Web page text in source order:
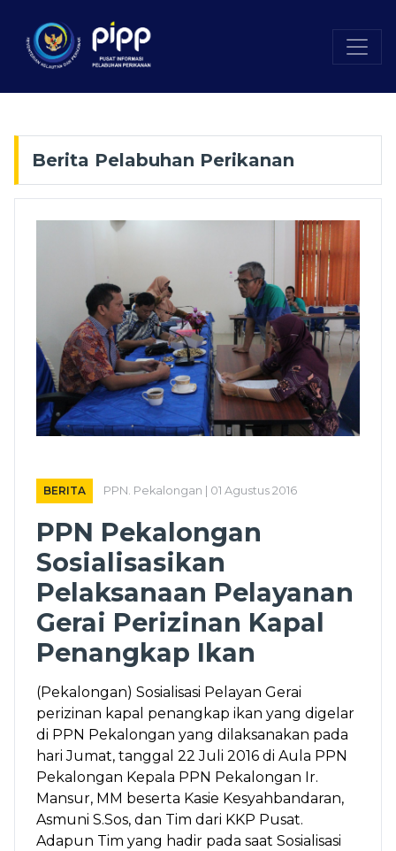
Berita Pelabuhan Perikanan
BERITA PPN. Pekalongan | 01 Agustus 2016
PPN Pekalongan
Sosialisasikan
Pelaksanaan Pelayanan
Gerai Perizinan Kapal
Penangkap Ikan
(Pekalongan) Sosialisasi Pelayan Gerai
perizinan kapal penangkap ikan yang digelar
di PPN Pekalongan yang dilaksanakan pada
hari Jumat, tanggal 22 Juli 2016 di Aula PPN
Pekalongan Kepala PPN Pekalongan Ir.
Mansur, MM beserta Kasie Kesyahbandaran,
Asmuni S.Sos, dan Tim dari KKP Pusat.
Adapun Tim yang hadir pada saat Sosialisasi